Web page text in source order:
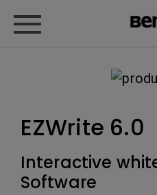
EZWrite 6.0
Interactive
Software